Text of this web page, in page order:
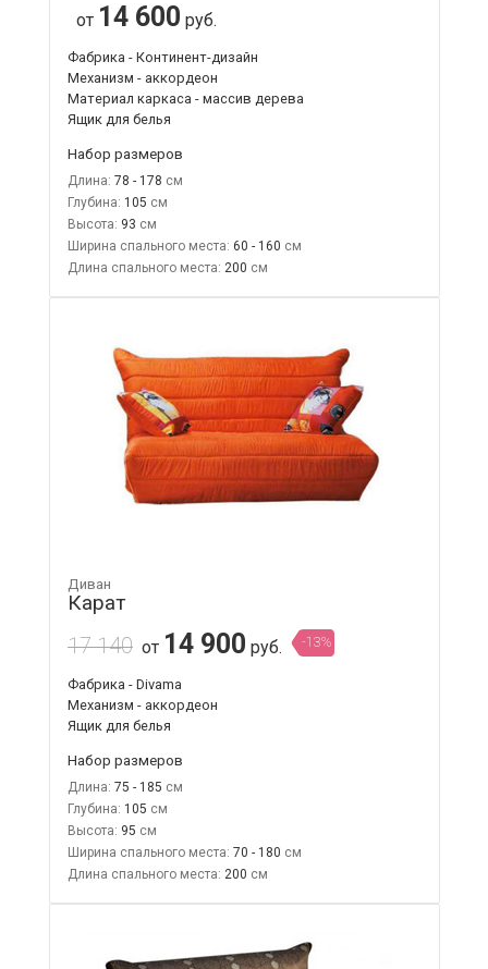
от 14 600 руб.
Фабрика - Континент-дизайн
Механизм - аккордеон
Материал каркаса - массив дерева
Ящик для белья
Набор размеров
Длина: 78 - 178
Глубина: 105
Высота: 93
Ширина спального места: 60 - 160
Длина спального места: 200
Диван
Карат
17 140 от 14 900 руб. -13%
Фабрика - Divama
Механизм - аккордеон
Ящик для белья
Набор размеров
Длина: 75 - 185
Глубина: 105
Высота: 95
Ширина спального места: 70 - 180
Длина спального места: 200